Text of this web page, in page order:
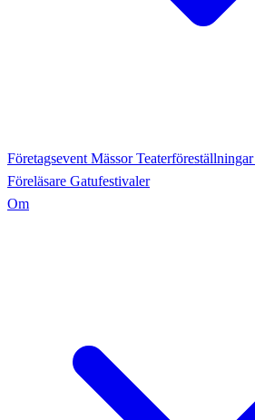
Företagsevent MässorTeaterföreställningar
Föreläsare Gatufestivaler
Om